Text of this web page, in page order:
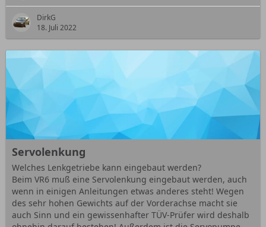
DirkG
18. Juli 2022
Servolenkung
Welches Lenkgetriebe kann eingebaut werden?
Beim VR6 muß eine Servolenkung eingebaut werden, auch
wenn in einigen Anleitungen etwas anderes steht! Wegen
des sehr hohen Gewichts auf der Vorderachse macht sie
auch Sinn und ein gewissenhafter TÜV-Prüfer wird deshalb